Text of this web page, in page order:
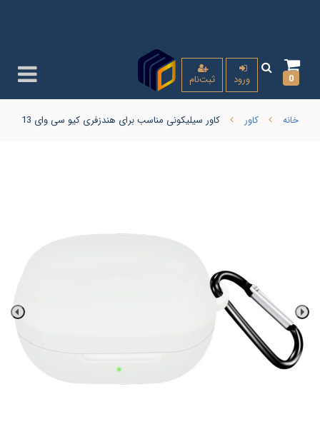
0 ورود ثبت‌نام
خانه کاور کاور سیلیکونی مناسب برای هندزفری کیو سی وای t13